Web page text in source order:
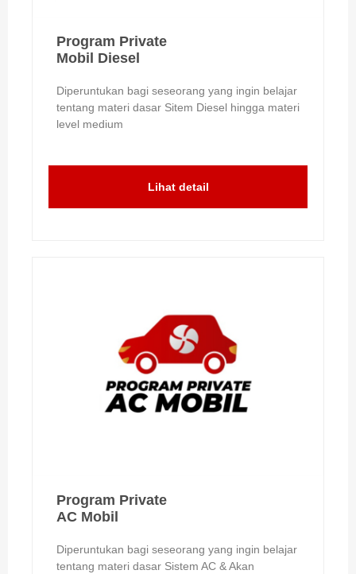
Program Private
Mobil Diesel
Diperuntukan bagi seseorang yang ingin belajar
tentang materi dasar Sitem Diesel hingga materi
level medium
Lihat detail
Program Private
AC Mobil
Diperuntukan bagi seseorang yang ingin belajar
tentang materi dasar Sistem AC & Akan